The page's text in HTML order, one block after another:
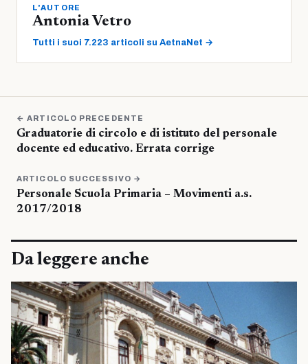
L'AUTORE
Antonia Vetro
Tutti i suoi 7.223 articoli su AetnaNet →
← ARTICOLO PRECEDENTE
Graduatorie di circolo e di istituto del personale
docente ed educativo. Errata corrige
ARTICOLO SUCCESSIVO →
Personale Scuola Primaria – Movimenti a.s.
2017/2018
Da leggere anche